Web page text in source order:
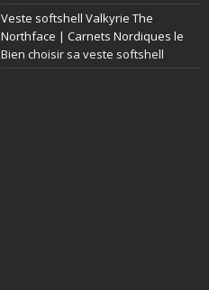
Veste softshell Valkyrie The
Northface | Carnets Nordiques le
Bien choisir sa veste softshell